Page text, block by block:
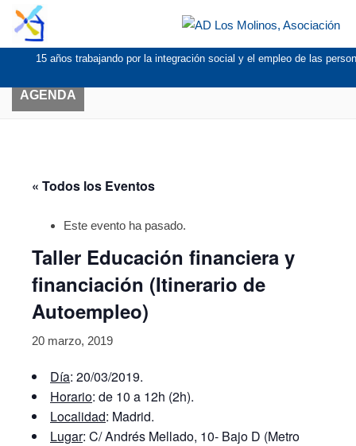
15 años trabajando por la integración social y el empleo de las
AGENDA
« Todos los Eventos
Este evento ha pasado.
Taller Educación financiera y
financiación (Itinerario de
Autoempleo)
20 marzo, 2019
Día: 20/03/2019.
Horario: de 10 a 12h (2h).
Localidad: Madrid.
Lugar: C/ Andrés Mellado, 10- Bajo D (Metro